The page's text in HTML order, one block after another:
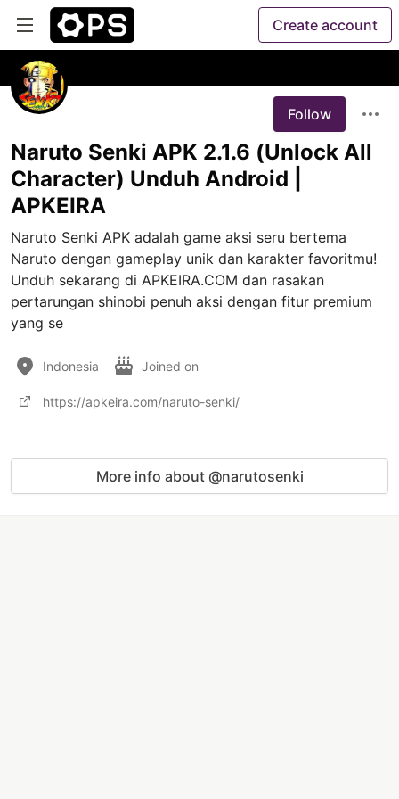
Create account
Follow
Naruto Senki APK 2.1.6 (Unlock All
Character) Unduh Android |
APKEIRA
Naruto Senki APK adalah game aksi seru bertema
Naruto dengan gameplay unik dan karakter favoritmu!
Unduh sekarang di APKEIRA.COM dan rasakan
pertarungan shinobi penuh aksi dengan fitur premium
yang se
Indonesia Joined on
https://apkeira.com/naruto-senki/
More info about @narutosenki